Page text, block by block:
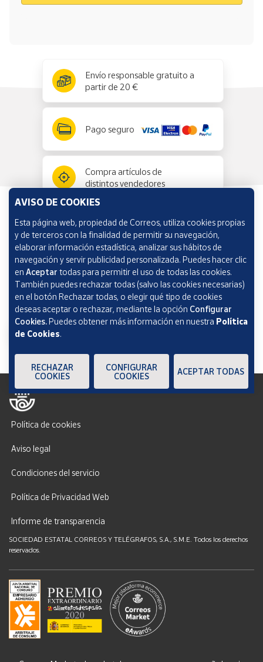
Envío responsable gratuito a
partir de 20 €
Pago seguro
Compra artículos de
distintos vendedores
Información y ayuda
Correos Market
Política de cookies
Aviso legal
Condiciones del servicio
Política de Privacidad Web
Informe de transparencia
SOCIEDAD ESTATAL CORREOS Y TELÉGRAFOS, S.A., S.M.E. Todos los derechos
reservados.
AVISO DE COOKIES
Esta página web, propiedad de Correos, utiliza cookies propias
y de terceros con la finalidad de permitir su navegación,
elaborar información estadística, analizar sus hábitos de
navegación y servir publicidad personalizada. Puedes hacer clic
en Aceptar todas para permitir el uso de todas las cookies.
También puedes rechazar todas (salvo las cookies necesarias)
en el botón Rechazar todas, o elegir qué tipo de cookies
deseas aceptar o rechazar, mediante la opción Configurar
Cookies.Puedes obtener más información en nuestra Política
de Cookies.
RECHAZAR
COOKIES
CONFIGURAR
COOKIES
ACEPTAR TODAS